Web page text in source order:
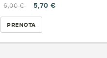
6,00 €
5,70 €
PRENOTA